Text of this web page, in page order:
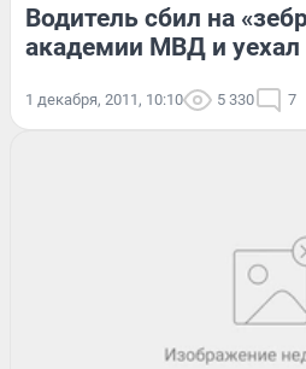
Водитель сбил на
академии МВД и уехал
1 декабря, 2011, 10:10 5 330 7